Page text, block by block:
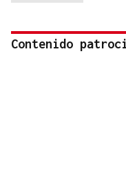
Contenido